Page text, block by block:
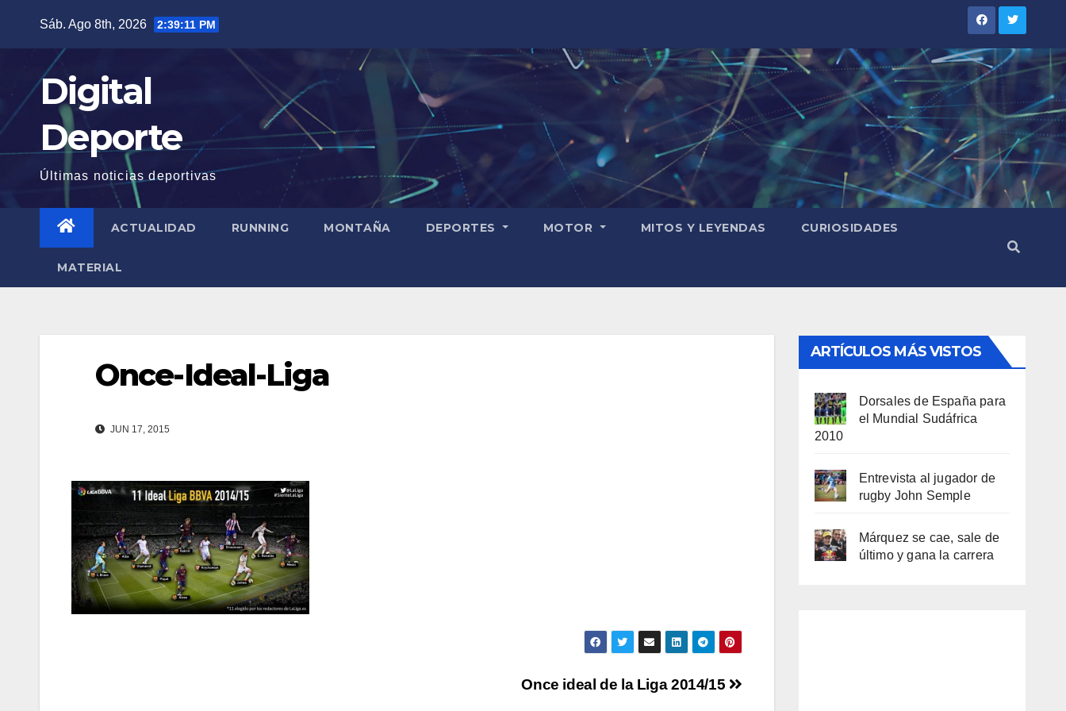
contenido
Sáb. Ago 8th, 2026 2:39:12 PM
Digital
Deporte
Últimas noticias deportivas
ACTUALIDAD RUNNING MONTAÑA DEPORTES MOTOR MITOS Y LEYENDAS CURIOSIDADES
MATERIAL
Once-Ideal-Liga
JUN 17, 2015
Once ideal de la Liga 2014/15
ARTÍCULOS MÁS VISTOS
Dorsales de España para
el Mundial Sudáfrica
2010
Entrevista al jugador de
rugby John Semple
Márquez se cae, sale de
último y gana la carrera